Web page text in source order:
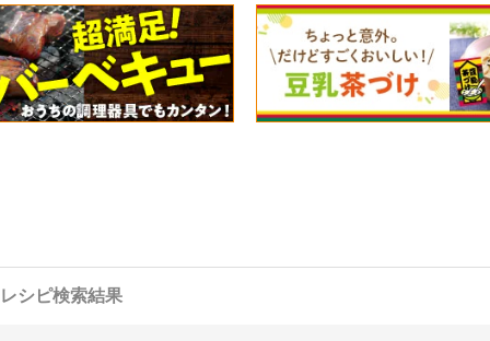
レシピ検索結果